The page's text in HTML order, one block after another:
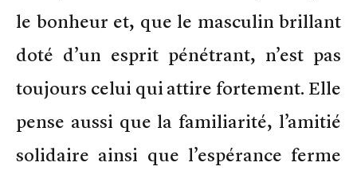
le bonheur et, que le masculin brillant
doté d’un esprit pénétrant, n’est pas
toujours celui qui attire fortement. Elle
pense aussi que la familiarité, l’amitié
solidaire ainsi que l’espérance ferme